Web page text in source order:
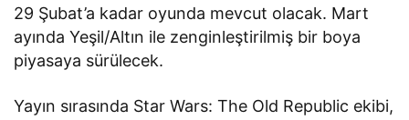
29 Şubat’a kadar oyunda mevcut olacak. Mart
ayında Yeşil/Altın ile zenginleştirilmiş bir boya
piyasaya sürülecek.
Yayın sırasında Star Wars: The Old Republic ekibi,